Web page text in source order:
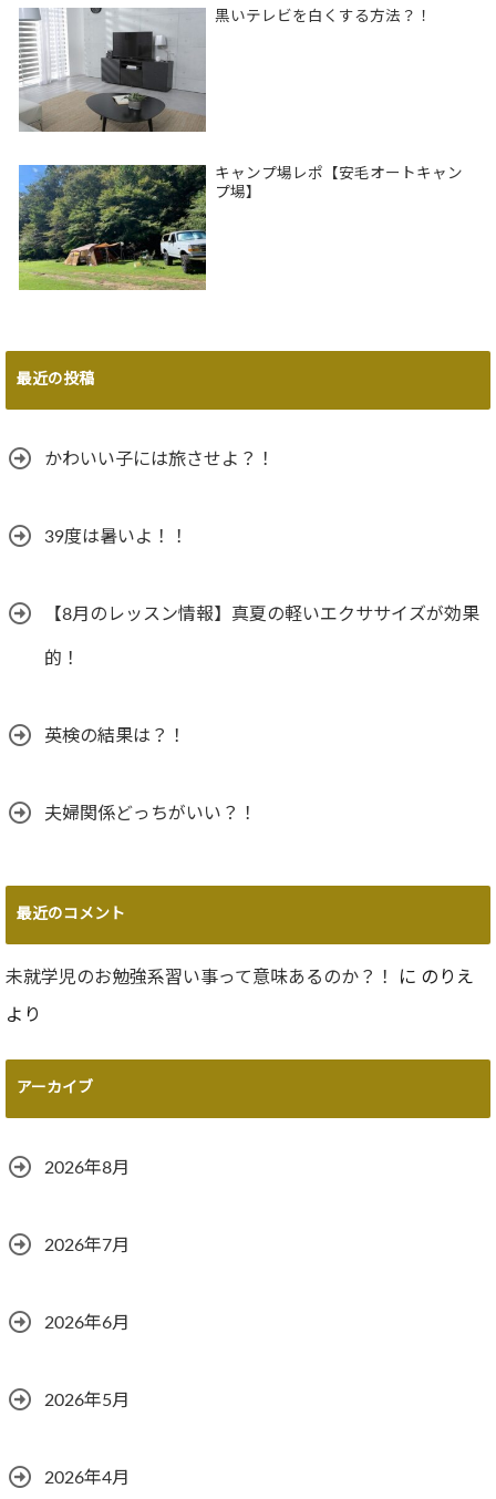
黒いテレビを白くする方法？！
キャンプ場レポ【安毛オートキャン
プ場】
最近の投稿
かわいい子には旅させよ？！
39度は暑いよ！！
【8月のレッスン情報】真夏の軽いエクササイズが効果
的！
英検の結果は？！
夫婦関係どっちがいい？！
最近のコメント
未就学児のお勉強系習い事って意味あるのか？！ に のりえ
より
アーカイブ
2026年8月
2026年7月
2026年6月
2026年5月
2026年4月